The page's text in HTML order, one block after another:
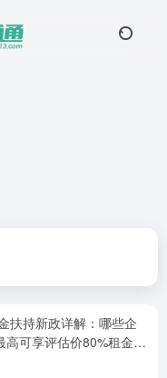
扶持新政详解：哪些企
高可享评估价80%租金减